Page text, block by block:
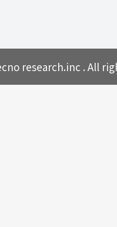
research.inc . All